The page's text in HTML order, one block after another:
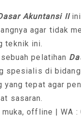
Akuntansi IIini
agar tidak
teknik ini.
pelatihan
spesialis di
tepat agar
sasaran.
offline | WA :